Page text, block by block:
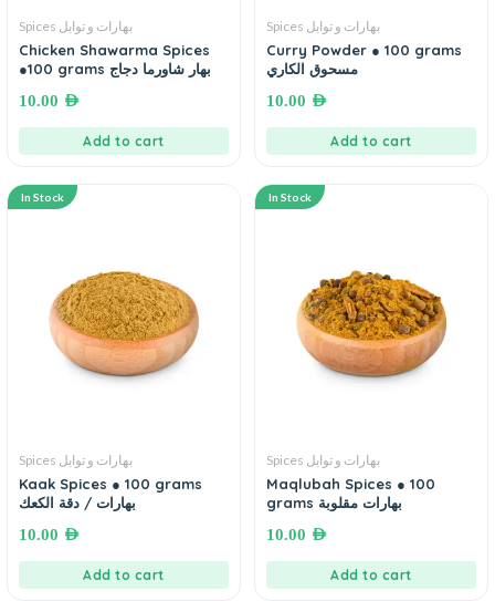
Spices بهارات و توابل
Chicken Shawarma Spices
●100 grams بهار شاورما دجاج
10.00 AED
Add to cart
Spices بهارات و توابل
Curry Powder ● 100 grams
مسحوق الكاري
10.00 AED
Add to cart
In Stock
Spices بهارات و توابل
Kaak Spices ● 100 grams
بهارات / دقة الكعك
10.00 AED
Add to cart
In Stock
Spices بهارات و توابل
Maqlubah Spices ● 100
grams بهارات مقلوبة
10.00 AED
Add to cart